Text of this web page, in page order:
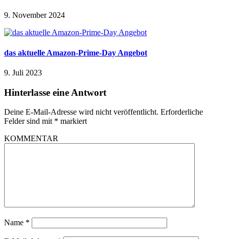
9. November 2024
das aktuelle Amazon-Prime-Day Angebot
9. Juli 2023
Hinterlasse eine Antwort
Deine E-Mail-Adresse wird nicht veröffentlicht. Erforderliche
Felder sind mit * markiert
KOMMENTAR
Name *